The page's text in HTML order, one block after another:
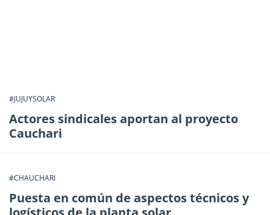
#JUJUYSOLAR
Actores sindicales aportan al proyecto
Cauchari
#CHAUCHARI
Puesta en común de aspectos técnicos y